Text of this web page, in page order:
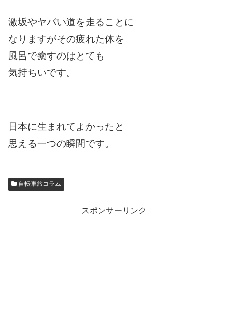
激坂やヤバい道を走ることに
なりますがその疲れた体を
風呂で癒すのはとても
気持ちいです。
日本に生まれてよかったと
思える一つの瞬間です。
自転車旅コラム
スポンサーリンク